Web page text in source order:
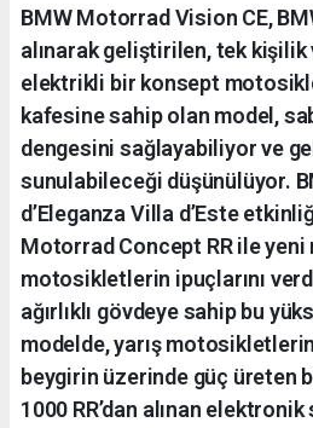
BMW Motorrad Vision CE,
alınarak geliştirilen, tek kişilik
elektrikli bir konsept
kafesine sahip olan model,
dengesini sağlayabiliyor ve
sunulabileceği düşünülüyor.
d’Eleganza Villa d’Este
Motorrad Concept RR ile yeni
motosikletlerin ipuçlarını
ağırlıklı gövdeye sahip bu
modelde, yarış
beygirin üzerinde güç üreten
1000 RR’dan alınan